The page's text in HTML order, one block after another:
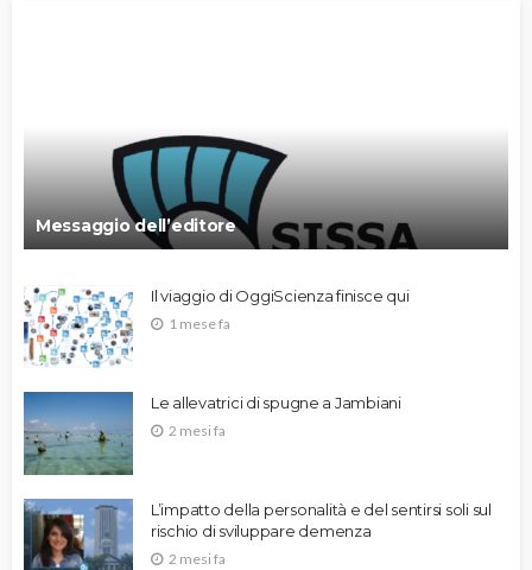
Messaggio dell’editore
Il viaggio di OggiScienza finisce qui
1 mese fa
Le allevatrici di spugne a Jambiani
2 mesi fa
L’impatto della personalità e del sentirsi soli sul
rischio di sviluppare demenza
2 mesi fa